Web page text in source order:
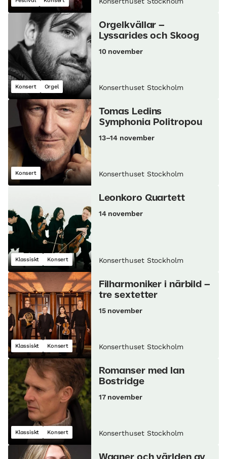
Konsert Orgel
Orgelkvällar –
Lyssarides och Skoog
10 november
Konserthuset Stockholm
Konsert
Tomas Ledins
Symphonia Politropou
13–14 november
Konserthuset Stockholm
Klassiskt Konsert
Leonkoro Quartett
14 november
Konserthuset Stockholm
Klassiskt Konsert
Filharmoniker i närbild –
tre sextetter
15 november
Konserthuset Stockholm
Klassiskt Konsert
Romanser med Ian
Bostridge
17 november
Konserthuset Stockholm
Wagner och världen av